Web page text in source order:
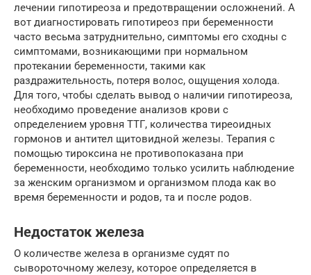
лечении гипотиреоза и предотвращении осложнений. А
вот диагностировать гипотиреоз при беременности
часто весьма затруднительно, симптомы его сходны с
симптомами, возникающими при нормальном
протекании беременности, такими как
раздражительность, потеря волос, ощущения холода.
Для того, чтобы сделать вывод о наличии гипотиреоза,
необходимо проведение анализов крови с
определением уровня ТТГ, количества тиреоидных
гормонов и антител щитовидной железы. Терапия с
помощью тироксина не противопоказана при
беременности, необходимо только усилить наблюдение
за женским организмом и организмом плода как во
время беременности и родов, та и после родов.
Недостаток железа
О количестве железа в организме судят по
сывороточному железу, которое определяется в